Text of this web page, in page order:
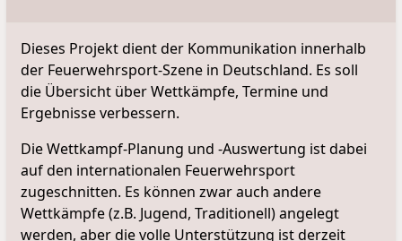
Dieses Projekt dient der Kommunikation innerhalb
der Feuerwehrsport-Szene in Deutschland. Es soll
die Übersicht über Wettkämpfe, Termine und
Ergebnisse verbessern.
Die Wettkampf-Planung und -Auswertung ist dabei
auf den internationalen Feuerwehrsport
zugeschnitten. Es können zwar auch andere
Wettkämpfe (z.B. Jugend, Traditionell) angelegt
werden, aber die volle Unterstützung ist derzeit